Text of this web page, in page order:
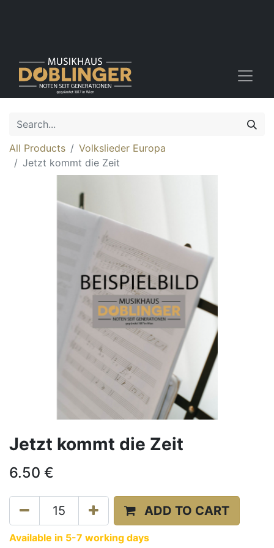
All Products
Volkslieder Europa
Jetzt kommt die Zeit
Jetzt kommt die Zeit
6.50 €
ADD TO CART
Available in 5-7 working days